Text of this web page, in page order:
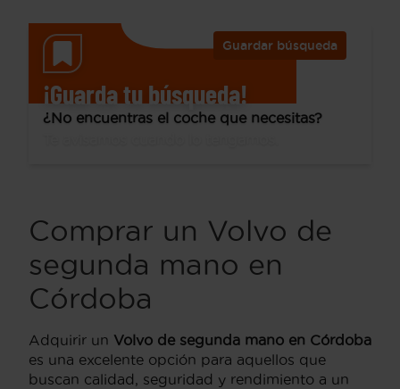
Guardar búsqueda
¡Guarda tu búsqueda!
¿No encuentras el coche que necesitas?
Comprar un Volvo de
segunda mano en
Córdoba
Adquirir un Volvo de segunda mano en Córdoba
es una excelente opción para aquellos que
buscan calidad, seguridad y rendimiento a un